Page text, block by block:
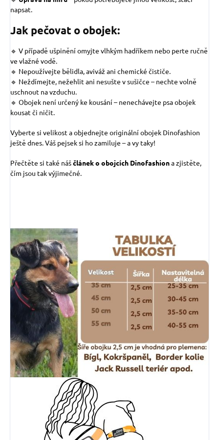
napsat.
Jak pečovat o obojek:
🔹 V případě ušpinění omyjte vlhkým hadříkem nebo perte ručně
ve vlažné vodě.
🔹 Nepoužívejte bělidla, aviváž ani chemické čističe.
🔹 Neždímejte, nežehlit ani nesušte v sušičce – nechte volně
uschnout na vzduchu.
🔹 Obojek není určený ke kousání – nenechávejte psa obojek
kousat či ničit.
Vyberte si velikost a objednejte originální obojek Dinofashion
ještě dnes. Váš pejsek si ho zamiluje – a vy taky!
Přečtěte si také náščlánek o obojcích Dinofashiona zjistěte,
čím jsou tak výjimečné.